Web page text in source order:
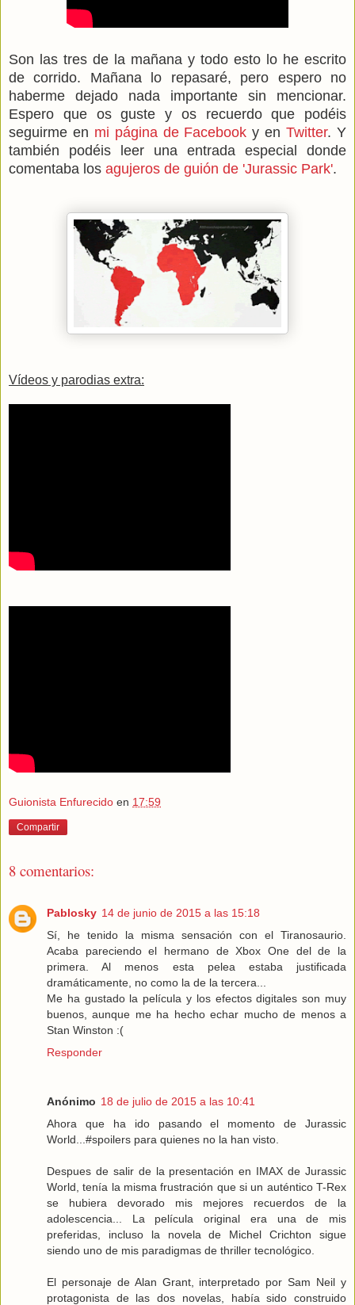
Son las tres de la mañana y todo esto lo he escrito
de corrido. Mañana lo repasaré, pero espero no
haberme dejado nada importante sin mencionar.
Espero que os guste y os recuerdo que podéis
seguirme en mi página de Facebook y enTwitter. Y
también podéis leer una entrada especial donde
comentaba los agujeros de guión de 'Jurassic Park'.
Vídeos y parodias extra:
Guionista Enfurecido en 17:59
Compartir
8 comentarios:
Pablosky 14 de junio de 2015 a las 15:18
Sí, he tenido la misma sensación con el Tiranosaurio.
Acaba pareciendo el hermano de Xbox One del de la
primera. Al menos esta pelea estaba justificada
dramáticamente, no como la de la tercera...
Me ha gustado la película y los efectos digitales son muy
buenos, aunque me ha hecho echar mucho de menos a
Stan Winston :(
Responder
Anónimo 18 de julio de 2015 a las 10:41
Ahora que ha ido pasando el momento de Jurassic
World...‪#‎spoilers‬ para quienes no la han visto.
Despues de salir de la presentación en IMAX de Jurassic
World, tenía la misma frustración que si un auténtico T-Rex
se hubiera devorado mis mejores recuerdos de la
adolescencia... La película original era una de mis
preferidas, incluso la novela de Michel Crichton sigue
siendo uno de mis paradigmas de thriller tecnológico.
El personaje de Alan Grant, interpretado por Sam Neil y
protagonista de las dos novelas, había sido construido